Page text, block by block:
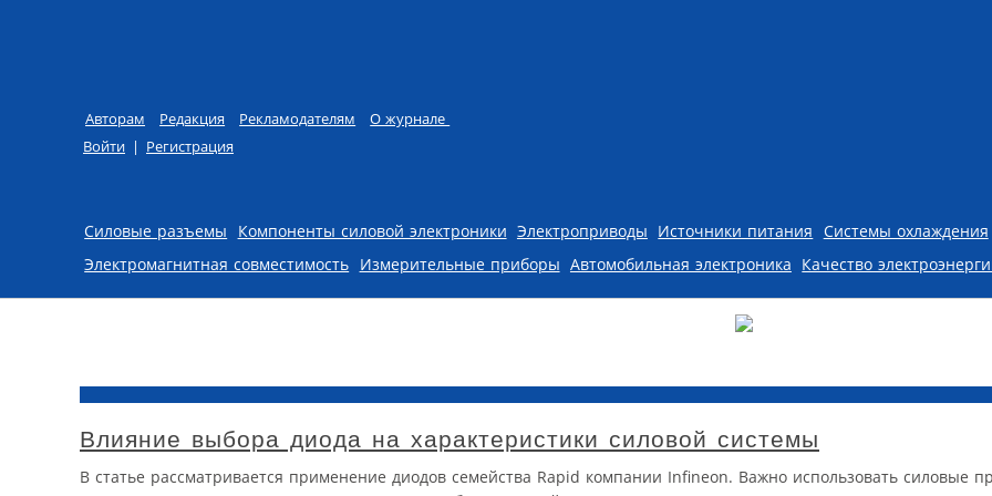
Авторам Редакция Рекламодателям
О журнале
Войти | Регистрация
Skip to content
Силовые разъемы Компоненты силовой электроники Электроприводы Источники питания Системы охлаждения
Электромагнитная совместимость Измерительные приборы Автомобильная электроника Качество
Влияние выбора диода на характеристики силовой системы
В статье рассматривается применение диодов семейства Rapid компании Infineon. Важно использовать силовые